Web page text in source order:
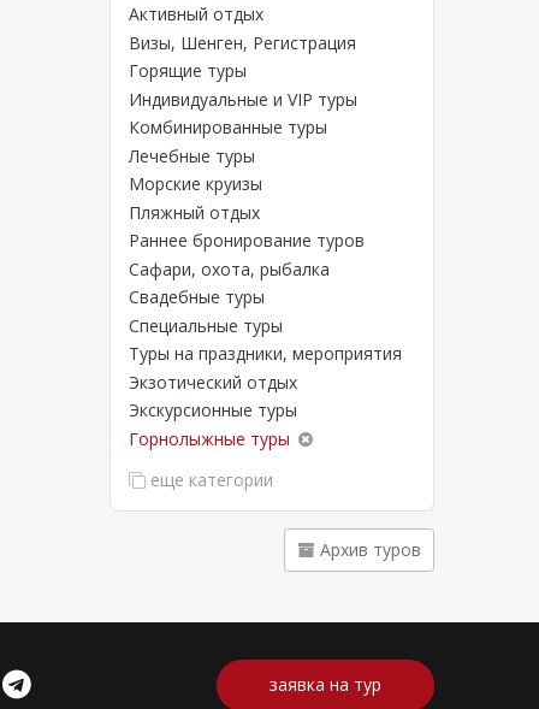
Активный отдых
Визы, Шенген, Регистрация
Горящие туры
Индивидуальные и VIP туры
Комбинированные туры
Лечебные туры
Морские круизы
Пляжный отдых
Раннее бронирование туров
Сафари, охота, рыбалка
Свадебные туры
Специальные туры
Туры на праздники, мероприятия
Экзотический отдых
Экскурсионные туры
Горнолыжные туры
еще категории
Архив туров
заявка на тур